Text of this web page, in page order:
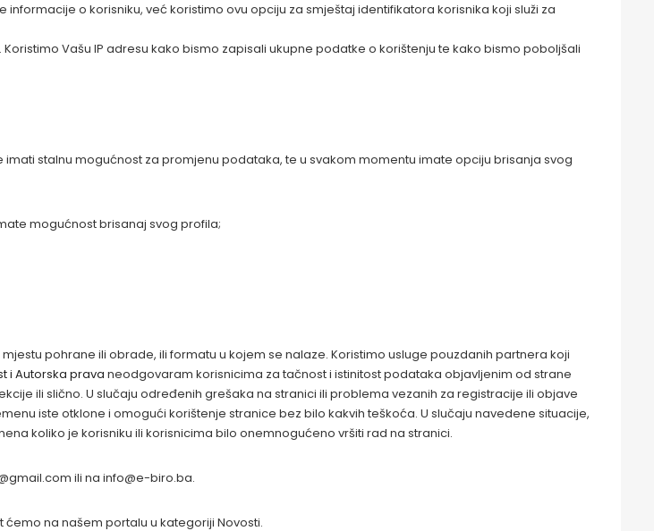
o korisniku, već koristimo ovu opciju za smještaj identifikatora korisnika koji služi za
Vašu IP adresu kako bismo zapisali ukupne podatke o korištenju te kako bismo poboljšali
stalnu mogućnost za promjenu podataka, te u svakom momentu imate opciju brisanja svog
mogućnost brisanaj svog profila;
pohrane ili obrade, ili formatu u kojem se nalaze. Koristimo usluge pouzdanih partnera koji
i Autorska prava neodgovaram korisnicima za tačnost i istinitost podataka objavljenim od strane
ili slično. U slučaju određenih grešaka na stranici ili problema vezanih za registracije ili objave
iste otklone i omogući korištenje stranice bez bilo kakvih teškoća. U slučaju navedene situacije,
koliko je korisniku ili korisnicima bilo onemnogućeno vršiti rad na stranici.
ili na info@e-biro.ba.
na našem portalu u kategoriji Novosti.